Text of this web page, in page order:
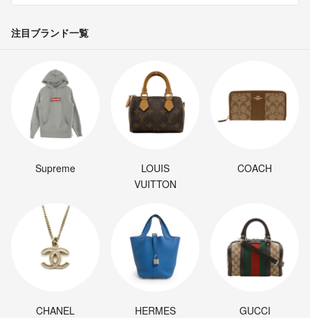
注目ブランド一覧
Supreme
LOUIS
VUITTON
COACH
CHANEL HERMES GUCCI